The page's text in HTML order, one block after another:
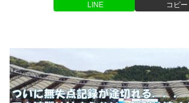
LINE コピー